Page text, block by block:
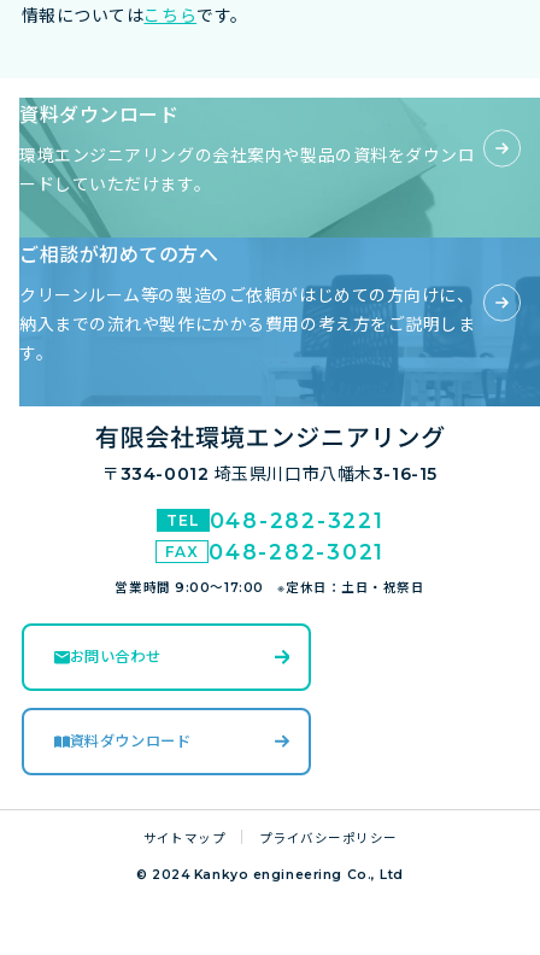
情報についてはこちらです。
資料ダウンロード
環境エンジニアリングの会社案内や製品の資料をダウンロ
ードしていただけます。
ご相談が初めての方へ
クリーンルーム等の製造のご依頼がはじめての方向けに、
納入までの流れや製作にかかる費用の考え方をご説明しま
す。
〒334-0012 埼玉県川口市八幡木3-16-15
048-282-3221
048-282-3021
営業時間 9:00～17:00 ※定休日：土日・祝祭日
お問い合わせ
資料ダウンロード
サイトマップ プライバシーポリシー
© 2024 Kankyo engineering Co., Ltd